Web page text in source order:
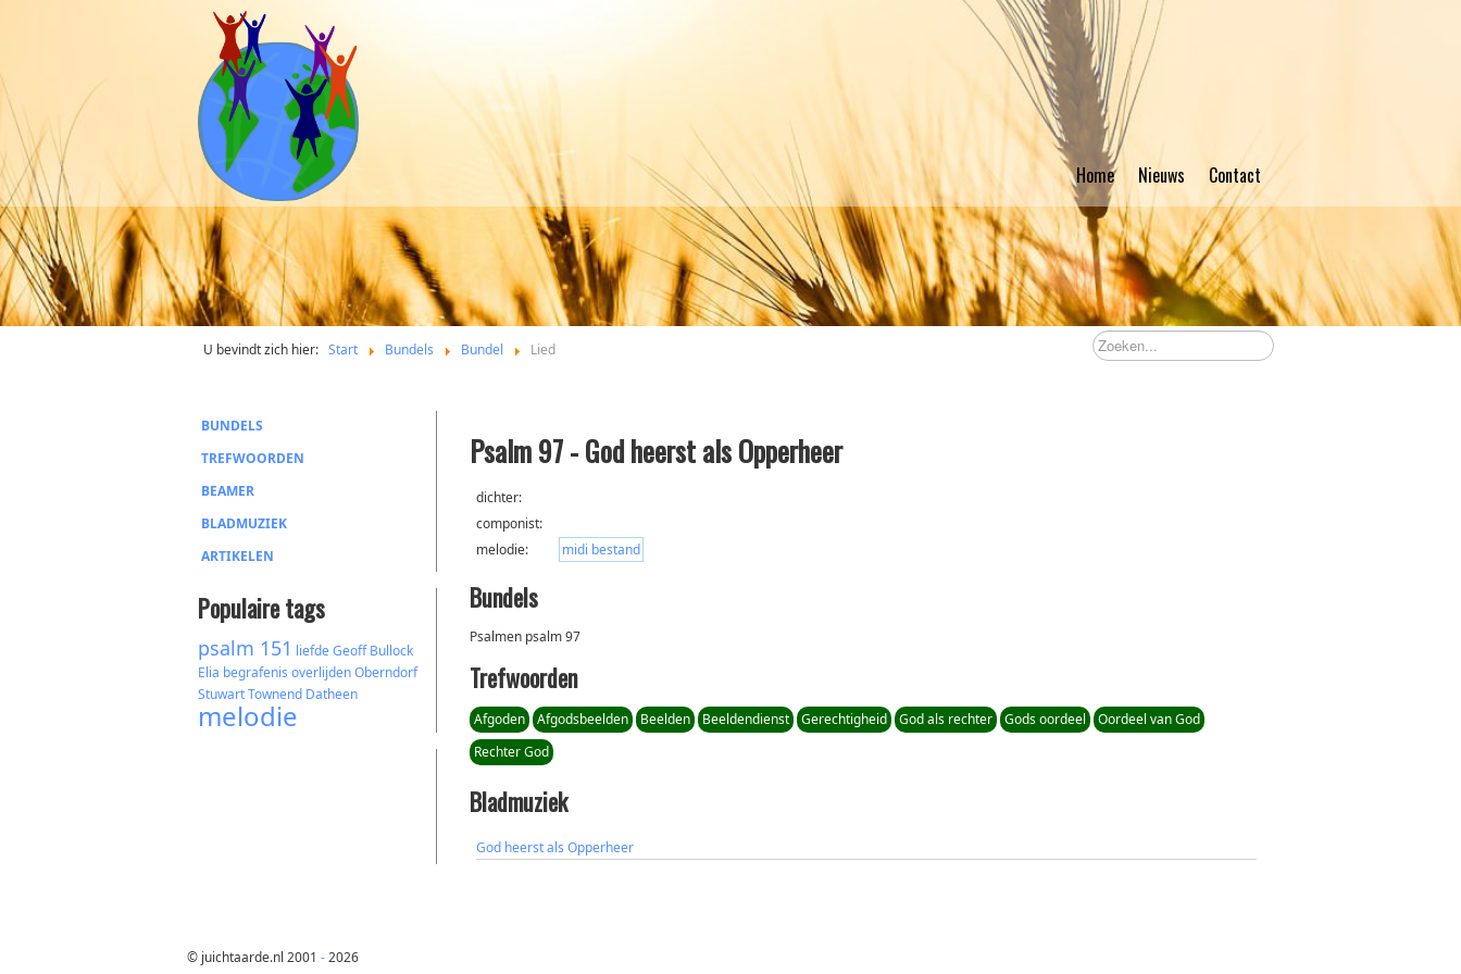
Home Nieuws Contact
U bevindt zich hier: Start Bundels Bundel Lied
BUNDELS
TREFWOORDEN
BEAMER
BLADMUZIEK
ARTIKELEN
Populaire tags
psalm 151 liefdeGeoff Bullock
Elia begrafenis overlijdenOberndorf
Stuwart Townend Datheen
melodie
Psalm 97 - God heerst als Opperheer
dichter:
componist:
melodie:
midi bestand
Bundels
Psalmen psalm 97
Trefwoorden
Afgoden Afgodsbeelden Beelden Beeldendienst Gerechtigheid God als rechter Gods oordeel
Oordeel van God
Rechter God
Bladmuziek
God heerst als Opperheer
© juichtaarde.nl 2001 -2026